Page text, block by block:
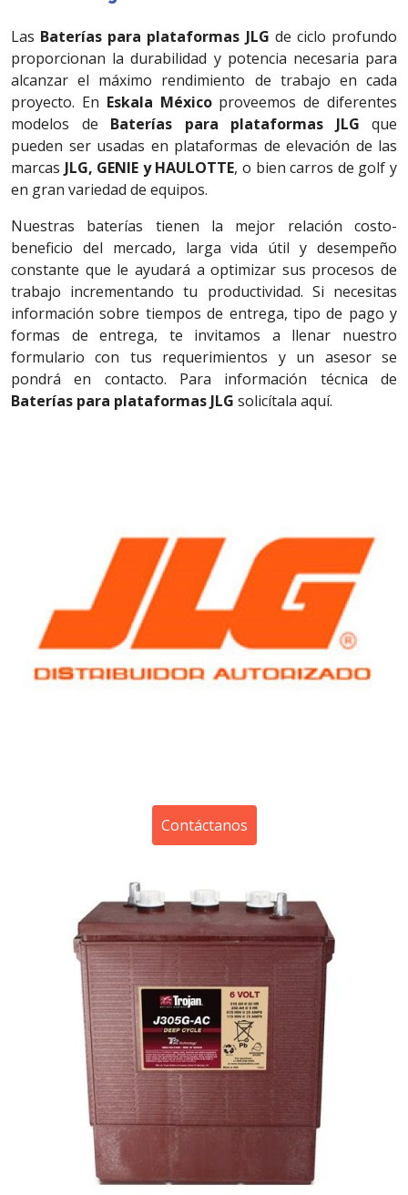
Las Baterías para plataformas JLG de ciclo profundo
proporcionan la durabilidad y potencia necesaria para
alcanzar el máximo rendimiento de trabajo en cada
proyecto. En Eskala Méxicoproveemos de diferentes
modelos de Baterías para plataformas JLG que
pueden ser usadas en plataformas de elevación de las
marcas JLG, GENIE y HAULOTTE, o bien carros de golf y
en gran variedad de equipos.
Nuestras baterías tienen la mejor relación costo-
beneficio del mercado, larga vida útil y desempeño
constante que le ayudará a optimizar sus procesos de
trabajo incrementando tu productividad. Si necesitas
información sobre tiempos de entrega, tipo de pago y
formas de entrega, te invitamos a llenar nuestro
formulario con tus requerimientos y un asesor se
pondrá en contacto. Para información técnica de
Baterías para plataformas JLG solicítala aquí.
Contáctanos